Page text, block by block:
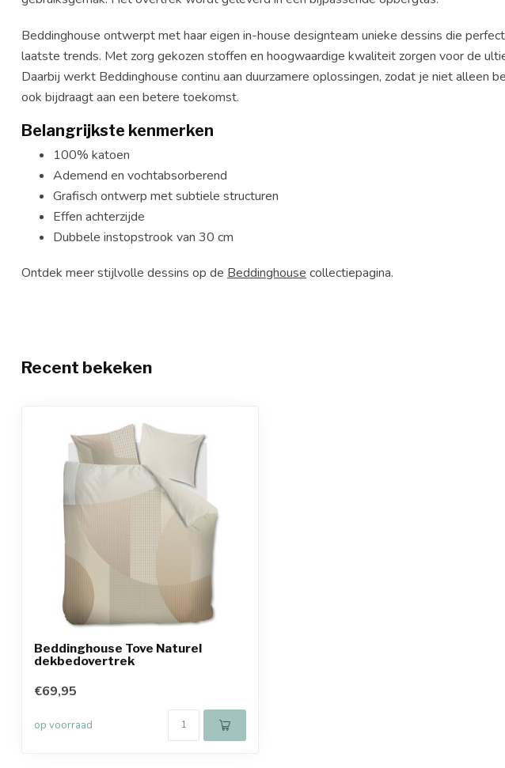
Beddinghouse ontwerpt met haar eigen in-house designteam unieke dessins die
laatste trends. Met zorg gekozen stoffen en hoogwaardige kwaliteit zorgen voor de
Daarbij werkt Beddinghouse continu aan duurzamere oplossingen, zodat je niet alleen
ook bijdraagt aan een betere toekomst.
Belangrijkste kenmerken
100% katoen
Ademend en vochtabsorberend
Grafisch ontwerp met subtiele structuren
Effen achterzijde
Dubbele instopstrook van 30 cm
Ontdek meer stijlvolle dessins op de Beddinghouse collectiepagina.
Recent bekeken
Beddinghouse Tove Naturel
dekbedovertrek
€69,95
op voorraad